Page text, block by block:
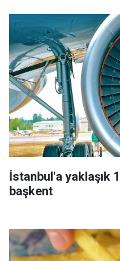
İstanbul'a yaklaşık
başkent